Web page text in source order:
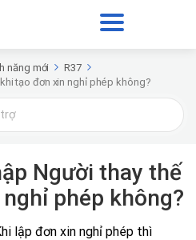
năng mới
R37
tạo đơn xin nghỉ phép không?
Người thay thế
phép không?
lập đơn xin nghỉ phép thì